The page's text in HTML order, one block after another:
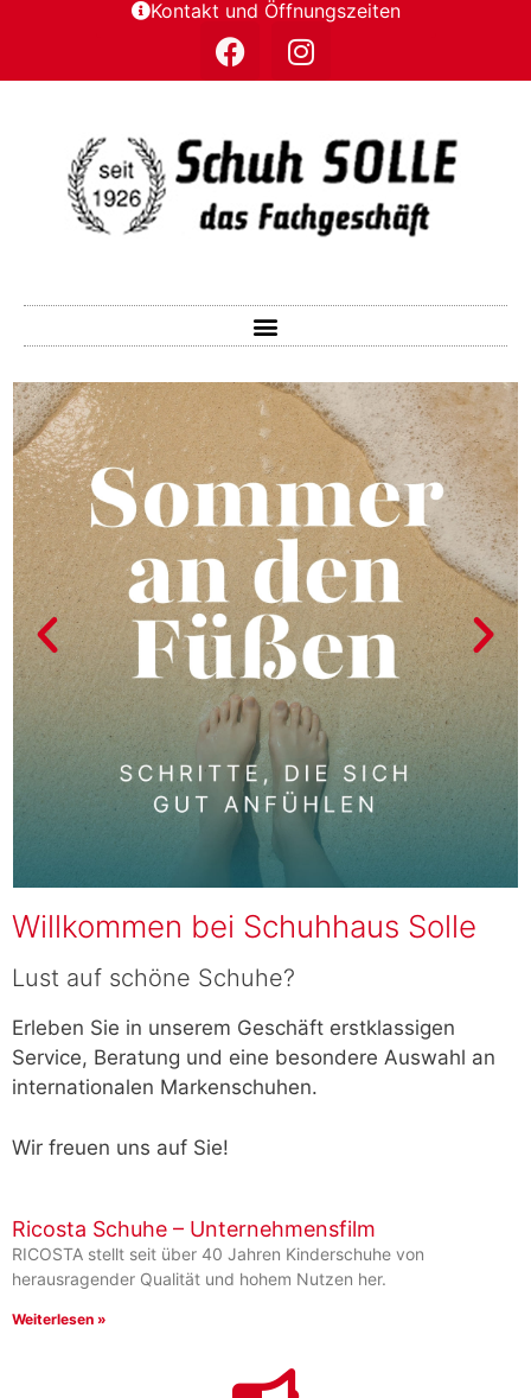
Kontakt und Öffnungszeiten
Willkommen bei Schuhhaus Solle
Lust auf schöne Schuhe?
Erleben Sie in unserem Geschäft erstklassigen
Service, Beratung und eine besondere Auswahl an
internationalen Markenschuhen.
Wir freuen uns auf Sie!
Ricosta Schuhe – Unternehmensfilm
RICOSTA stellt seit über 40 Jahren Kinderschuhe von
herausragender Qualität und hohem Nutzen her.
Weiterlesen »